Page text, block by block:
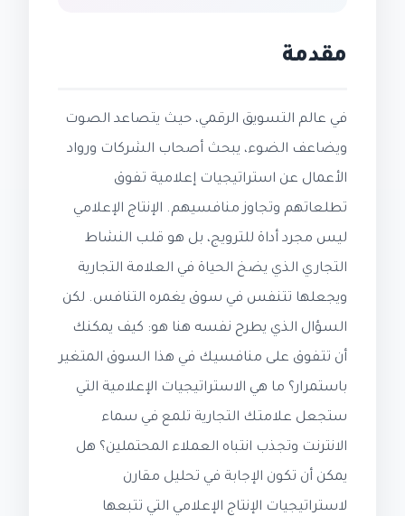
مقدمة
في عالم التسويق الرقمي، حيث يتصاعد الصوت
ويضاعف الضوء، يبحث أصحاب الشركات ورواد
الأعمال عن استراتيجيات إعلامية تفوق
تطلعاتهم وتجاوز منافسيهم. الإنتاج الإعلامي
ليس مجرد أداة للترويج، بل هو قلب النشاط
التجاري الذي يضخ الحياة في العلامة التجارية
ويجعلها تتنفس في سوق يغمره التنافس. لكن
السؤال الذي يطرح نفسه هنا هو: كيف يمكنك
أن تتفوق على منافسيك في هذا السوق المتغير
باستمرار؟ ما هي الاستراتيجيات الإعلامية التي
ستجعل علامتك التجارية تلمع في سماء
الانترنت وتجذب انتباه العملاء المحتملين؟ هل
يمكن أن تكون الإجابة في تحليل مقارن
لاستراتيجيات الإنتاج الإعلامي التي تتبعها